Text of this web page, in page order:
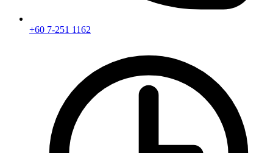
+60 7-251 1162